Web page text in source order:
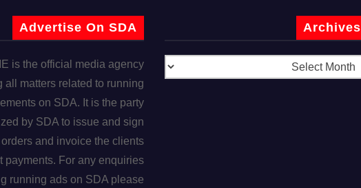
Archives
Advertise On SDA
is the official media agency
all matters related to running
on SDA. It is the party
by SDA to issue and sign
and invoice the clients
payments. For any enquiries
running ads on SDA please